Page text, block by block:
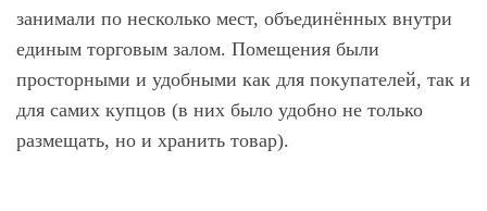
занимали по несколько мест, объединённых внутри
единым торговым залом. Помещения были
просторными и удобными как для покупателей, так и
для самих купцов (в них было удобно не только
размещать, но и хранить товар).